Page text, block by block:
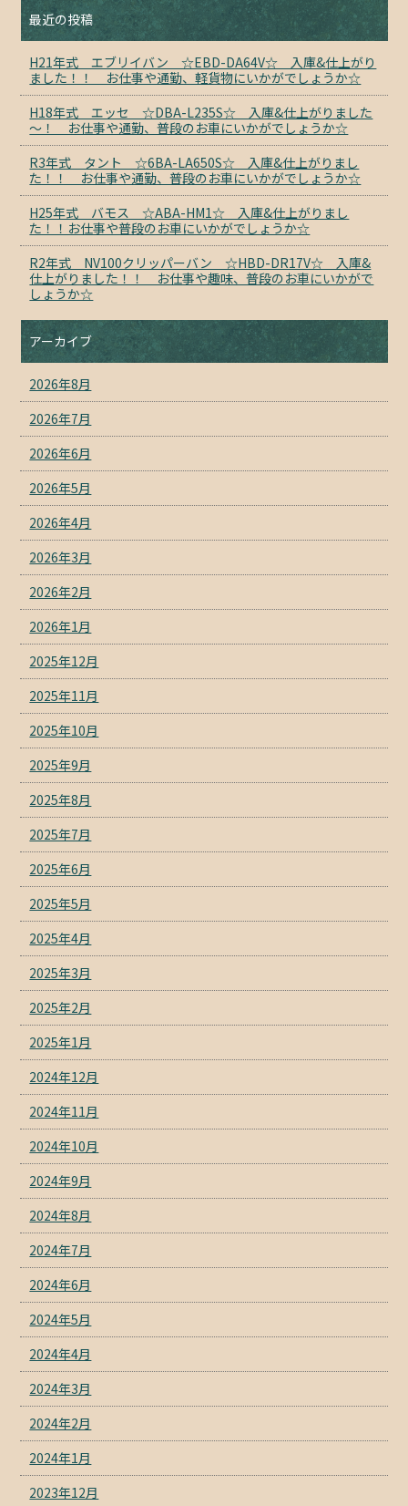
最近の投稿
H21年式 エブリイバン ☆EBD-DA64V☆ 入庫&仕上がり
ました！！ お仕事や通勤、軽貨物にいかがでしょうか☆
H18年式 エッセ ☆DBA-L235S☆ 入庫&仕上がりました
～！ お仕事や通勤、普段のお車にいかがでしょうか☆
R3年式 タント ☆6BA-LA650S☆ 入庫&仕上がりまし
た！！ お仕事や通勤、普段のお車にいかがでしょうか☆
H25年式 バモス ☆ABA-HM1☆ 入庫&仕上がりまし
た！！お仕事や普段のお車にいかがでしょうか☆
R2年式 NV100クリッパーバン ☆HBD-DR17V☆ 入庫&
仕上がりました！！ お仕事や趣味、普段のお車にいかがで
しょうか☆
アーカイブ
2026年8月
2026年7月
2026年6月
2026年5月
2026年4月
2026年3月
2026年2月
2026年1月
2025年12月
2025年11月
2025年10月
2025年9月
2025年8月
2025年7月
2025年6月
2025年5月
2025年4月
2025年3月
2025年2月
2025年1月
2024年12月
2024年11月
2024年10月
2024年9月
2024年8月
2024年7月
2024年6月
2024年5月
2024年4月
2024年3月
2024年2月
2024年1月
2023年12月